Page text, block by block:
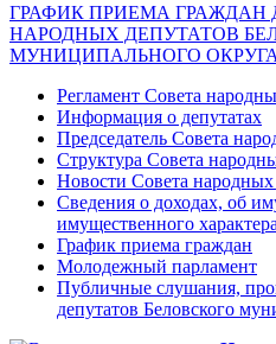
ГРАФИК ПРИЕМА ГРАЖДАН
НАРОДНЫХ ДЕПУТАТОВ
МУНИЦИПАЛЬНОГО ОКРУГА
Регламент Совета
Информация о депутатах
Председатель Совета
Структура Совета
Новости Совета народных
Сведения о доходах, об
имущественного характера
График приема граждан
Молодежный парламент
Публичные слушания,
депутатов Беловского